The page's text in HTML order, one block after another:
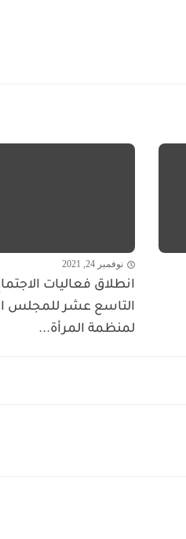
نوفمبر 24, 2021
انطلاق فعاليات
التاسع عشر للمجلس
لمنظمة المرأة...